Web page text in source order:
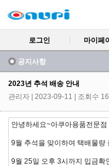
로그인 마이페
공지사항
2023년 추석 배송 안내
관리자
| 2023-09-11 | 조회수
안녕하세요~아쿠아용품전문
9월 추석을 맞이하여 택배물량
9월 25일 오후 3시까지 입금확